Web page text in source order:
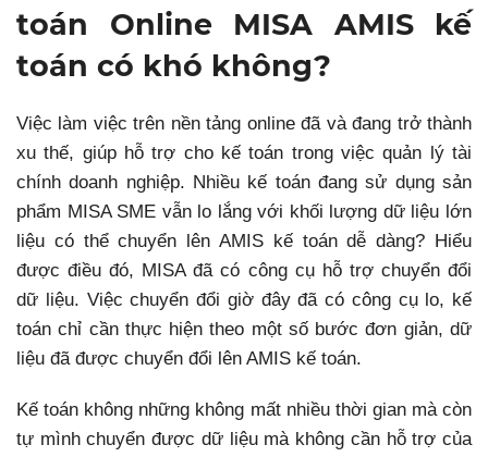
toán Online MISA AMIS kế
toán có khó không?
Việc làm việc trên nền tảng online đã và đang trở thành
xu thế, giúp hỗ trợ cho kế toán trong việc quản lý tài
chính doanh nghiệp. Nhiều kế toán đang sử dụng sản
phẩm MISA SME vẫn lo lắng với khối lượng dữ liệu lớn
liệu có thể chuyển lên AMIS kế toán dễ dàng? Hiểu
được điều đó, MISA đã có công cụ hỗ trợ chuyển đổi
dữ liệu. Việc chuyển đổi giờ đây đã có công cụ lo, kế
toán chỉ cần thực hiện theo một số bước đơn giản, dữ
liệu đã được chuyển đổi lên AMIS kế toán.
Kế toán không những không mất nhiều thời gian mà còn
tự mình chuyển được dữ liệu mà không cần hỗ trợ của